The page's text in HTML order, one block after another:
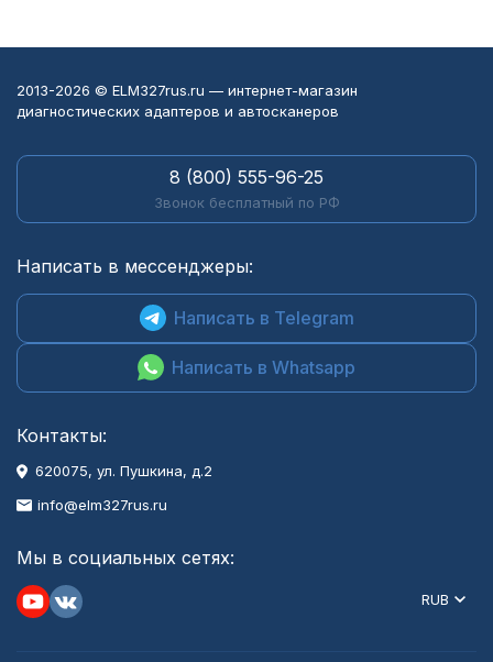
2013-2026 © ELM327rus.ru — интернет-магазин
диагностических адаптеров и автосканеров
8 (800) 555-96-25
Звонок бесплатный по РФ
Написать в мессенджеры:
Написать в Telegram
Написать в Whatsapp
Контакты:
620075, ул. Пушкина, д.2
info@elm327rus.ru
Мы в социальных сетях:
RUB